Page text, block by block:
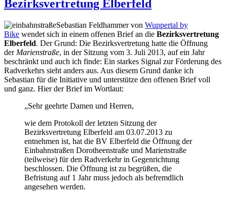
Bezirksvertretung Elberfeld
Sebastian Feldhammer von Wuppertal by
Bike wendet sich in einem offenen Brief an die Bezirksvertretung
Elberfeld. Der Grund: Die Bezirksvertretung hatte die Öffnung
der Marienstraße, in der Sitzung vom 3. Juli 2013, auf ein Jahr
beschränkt und auch ich finde: Ein starkes Signal zur Förderung des
Radverkehrs sieht anders aus. Aus diesem Grund danke ich
Sebastian für die Initiative und unterstütze den offenen Brief voll
und ganz. Hier der Brief im Wortlaut:
„Sehr geehrte Damen und Herren,
wie dem Protokoll der letzten Sitzung der
Bezirksvertretung Elberfeld am 03.07.2013 zu
entnehmen ist, hat die BV Elberfeld die Öffnung der
Einbahnstraßen Dorotheenstraße und Marienstraße
(teilweise) für den Radverkehr in Gegenrichtung
beschlossen. Die Öffnung ist zu begrüßen, die
Befristung auf 1 Jahr muss jedoch als befremdlich
angesehen werden.